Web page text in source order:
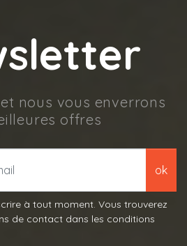
nous vous enverrons
offres
ok
à tout moment. Vous trouverez
de contact dans les conditions